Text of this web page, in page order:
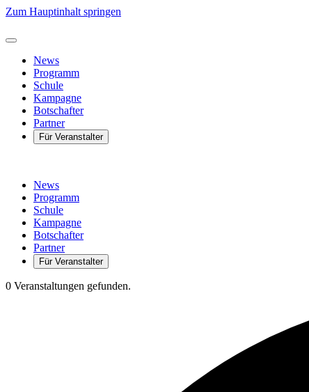
Zum Hauptinhalt springen
News
Programm
Schule
Kampagne
Botschafter
Partner
Für Veranstalter
News
Programm
Schule
Kampagne
Botschafter
Partner
Für Veranstalter
0 Veranstaltungen gefunden.